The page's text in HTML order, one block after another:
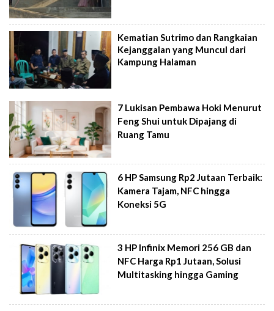
Kematian Sutrimo dan Rangkaian
Kejanggalan yang Muncul dari
Kampung Halaman
7 Lukisan Pembawa Hoki Menurut
Feng Shui untuk Dipajang di
Ruang Tamu
6 HP Samsung Rp2 Jutaan Terbaik:
Kamera Tajam, NFC hingga
Koneksi 5G
3 HP Infinix Memori 256 GB dan
NFC Harga Rp1 Jutaan, Solusi
Multitasking hingga Gaming